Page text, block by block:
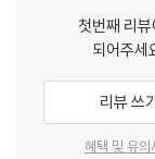
즈메리 해리스, J.K.
화려한 연기호흡을
감독이 메가폰을 잡
한 영상으로 극장가
워를 뛰어넘는 블랙
첫번째 리
되어주세
리뷰 쓰기
혜택 및 유의